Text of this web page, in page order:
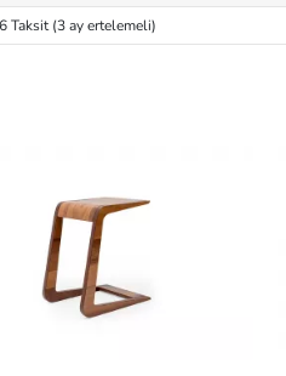
Taksit (3 ay ertelemeli)